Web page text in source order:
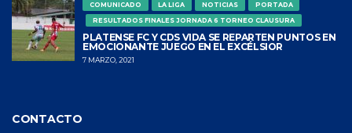
COMUNICADO LA LIGA NOTICIAS
PORTADA
RESULTADOS FINALES JORNADA 6 TORNEO CLAUSURA
PLATENSE FC Y CDS VIDA SE REPARTEN PUNTOS EN
EMOCIONANTE JUEGO EN EL EXCÉLSIOR
7 MARZO, 2021
CONTACTO